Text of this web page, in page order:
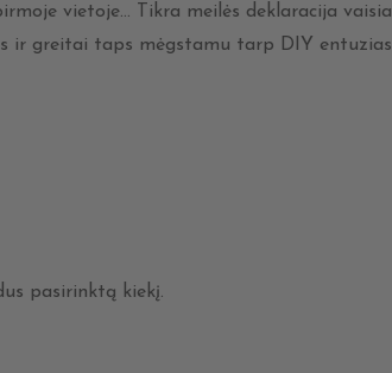
vietoje… Tikra meilės deklaracija
ir greitai taps mėgstamu tarp DIY
pasirinktą kiekį.